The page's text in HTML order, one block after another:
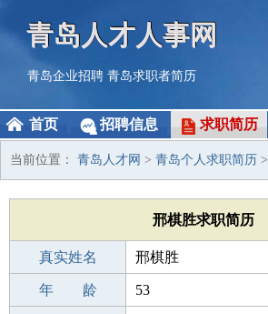
青岛人才人事网
青岛企业招聘 青岛求职者简历
首页 招聘信息 求职简历
当前位置： 青岛人才网 > 青岛个人求职简历 >
邢棋胜求职简历
真实姓名 邢棋胜
性 别 男
年 龄 53